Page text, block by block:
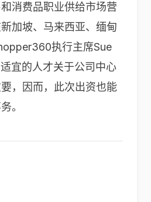
消费品职业供给市场营
加坡、马来西亚、缅甸
执行主席Sue
宜的人才关于公司中心
，因而，此次出资也能
。